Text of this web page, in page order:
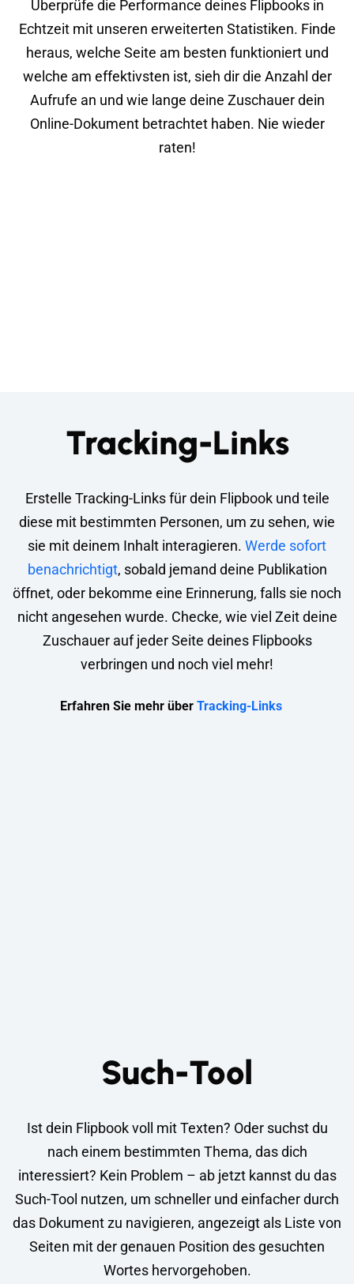
Überprüfe die Performance deines Flipbooks in
Echtzeit mit unseren erweiterten Statistiken. Finde
heraus, welche Seite am besten funktioniert und
welche am effektivsten ist, sieh dir die Anzahl der
Aufrufe an und wie lange deine Zuschauer dein
Online-Dokument betrachtet haben. Nie wieder
raten!
Tracking-Links
Erstelle Tracking-Links für dein Flipbook und teile
diese mit bestimmten Personen, um zu sehen, wie
sie mit deinem Inhalt interagieren. Werde sofort
benachrichtigt, sobald jemand deine Publikation
öffnet, oder bekomme eine Erinnerung, falls sie noch
nicht angesehen wurde. Checke, wie viel Zeit deine
Zuschauer auf jeder Seite deines Flipbooks
verbringen und noch viel mehr!
Erfahren Sie mehr über Tracking-Links
Such-Tool
Ist dein Flipbook voll mit Texten? Oder suchst du
nach einem bestimmten Thema, das dich
interessiert? Kein Problem – ab jetzt kannst du das
Such-Tool nutzen, um schneller und einfacher durch
das Dokument zu navigieren, angezeigt als Liste von
Seiten mit der genauen Position des gesuchten
Wortes hervorgehoben.